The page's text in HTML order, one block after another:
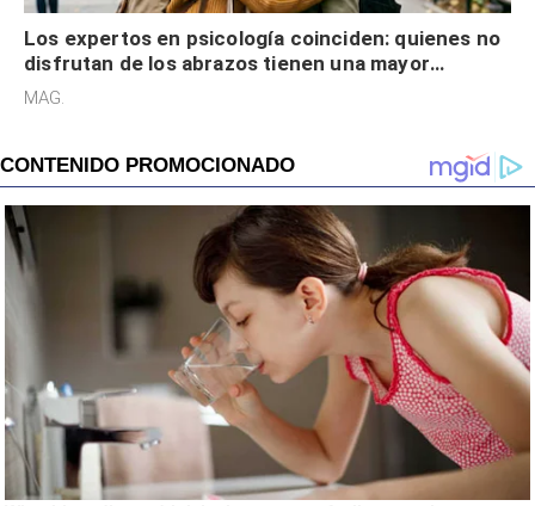
Los expertos en psicología coinciden: quienes no
disfrutan de los abrazos tienen una mayor
sensibilidad a los estímulos físicos y no es por
MAG.